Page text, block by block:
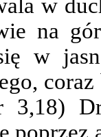
w
na
w
3,18)